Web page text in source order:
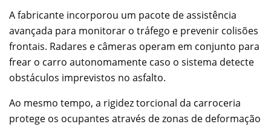
A fabricante incorporou um pacote de assistência
avançada para monitorar o tráfego e prevenir colisões
frontais. Radares e câmeras operam em conjunto para
frear o carro autonomamente caso o sistema detecte
obstáculos imprevistos no asfalto.
Ao mesmo tempo, a rigidez torcional da carroceria
protege os ocupantes através de zonas de deformação